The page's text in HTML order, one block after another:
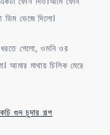
ভেজে দিলো।
গেলো, ওমনি ওর
আমার মাথায় চিলিক মেরে
গুদ চুদার গল্প